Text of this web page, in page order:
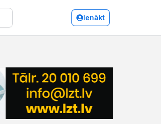
Ienākt